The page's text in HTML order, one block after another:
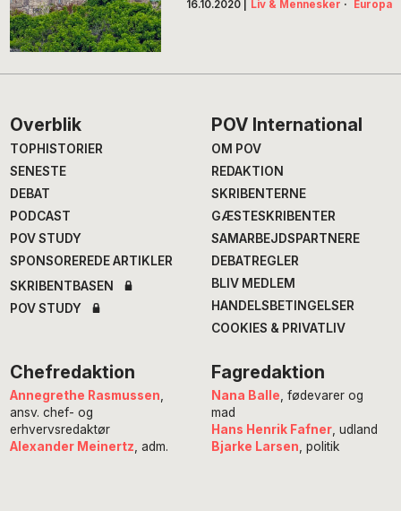
16.10.2020 Liv & Mennesker · Europa
Footer
Overblik
TOPHISTORIER
SENESTE
DEBAT
PODCAST
POV STUDY
SPONSOREREDE ARTIKLER
SKRIBENTBASEN
POV STUDY
POV International
OM POV
REDAKTION
SKRIBENTERNE
GÆSTESKRIBENTER
SAMARBEJDSPARTNERE
DEBATREGLER
BLIV MEDLEM
HANDELSBETINGELSER
COOKIES & PRIVATLIV
Chefredaktion
Annegrethe Rasmussen,
ansv. chef- og
erhvervsredaktør
Alexander Meinertz, adm.
Fagredaktion
Nana Balle, fødevarer og
mad
Hans Henrik Fafner, udland
Bjarke Larsen, politik